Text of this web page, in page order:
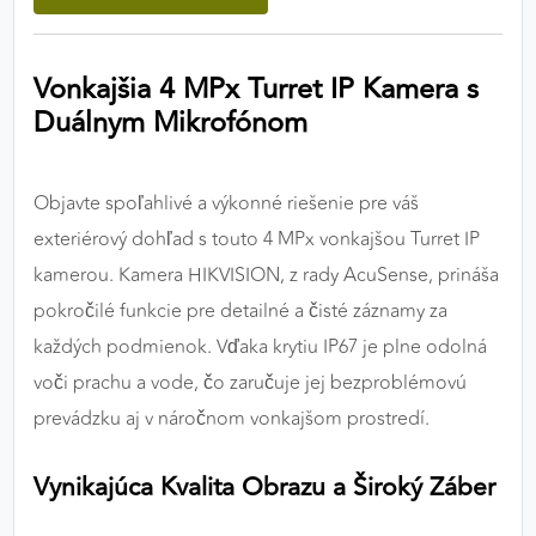
Vonkajšia 4 MPx Turret IP Kamera s
Duálnym Mikrofónom
Objavte spoľahlivé a výkonné riešenie pre váš
exteriérový dohľad s touto 4 MPx vonkajšou Turret IP
kamerou. Kamera HIKVISION, z rady AcuSense, prináša
pokročilé funkcie pre detailné a čisté záznamy za
každých podmienok. Vďaka krytiu IP67 je plne odolná
voči prachu a vode, čo zaručuje jej bezproblémovú
prevádzku aj v náročnom vonkajšom prostredí.
Vynikajúca Kvalita Obrazu a Široký Záber
výkon a funkčnosť našich stránok.
Google Analytics
Poskytovateľ: Google
MARKETINGOVÉ COOKIES
správania používateľov naprieč webovými
stránkami. Umožňujú nám a našim partnerom
zobrazovať cielenú a relevantnú reklamu, a to na
našom webe aj v reklamných sieťach tretích strán.
Google Ads
Poskytovateľ: Google